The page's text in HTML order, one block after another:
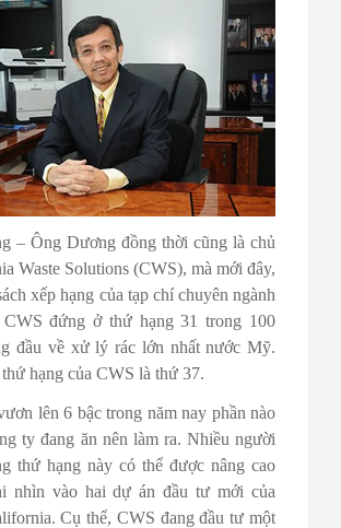
– Ông Dương đồng thời cũng là chủ
Waste Solutions (CWS), mà mới đây,
xếp hạng của tạp chí chuyên ngành
CWS đứng ở thứ hạng 31 trong 100
đầu về xử lý rác lớn nhất nước Mỹ.
hạng của CWS là thứ 37.​
lên 6 bậc trong năm nay phần nào
ty đang ăn nên làm ra. Nhiều người
thứ hạng này có thể được nâng cao
nhìn vào hai dự án đầu tư mới của
Cụ thể, CWS đang đầu tư một